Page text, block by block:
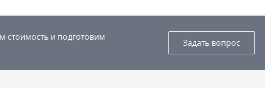
стоимость и подготовим
Задать вопрос